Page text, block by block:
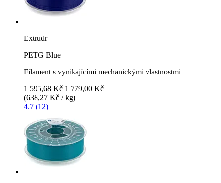
Extrudr
PETG Blue
Filament s vynikajícími mechanickými vlastnostmi
1 595,68 Kč 1 779,00 Kč
(638,27 Kč / kg)
4.7 (12)